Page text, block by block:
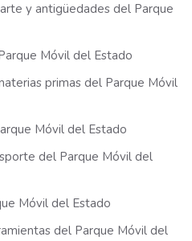
y antigüedades del Parque
Móvil del Estado
primas del Parque Móvil
Móvil del Estado
del Parque Móvil del
Móvil del Estado
del Parque Móvil del